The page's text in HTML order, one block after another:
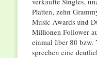
Platten, zehn
Music Awards und
Millionen Follower
einmal über 80 bzw.
sprechen eine